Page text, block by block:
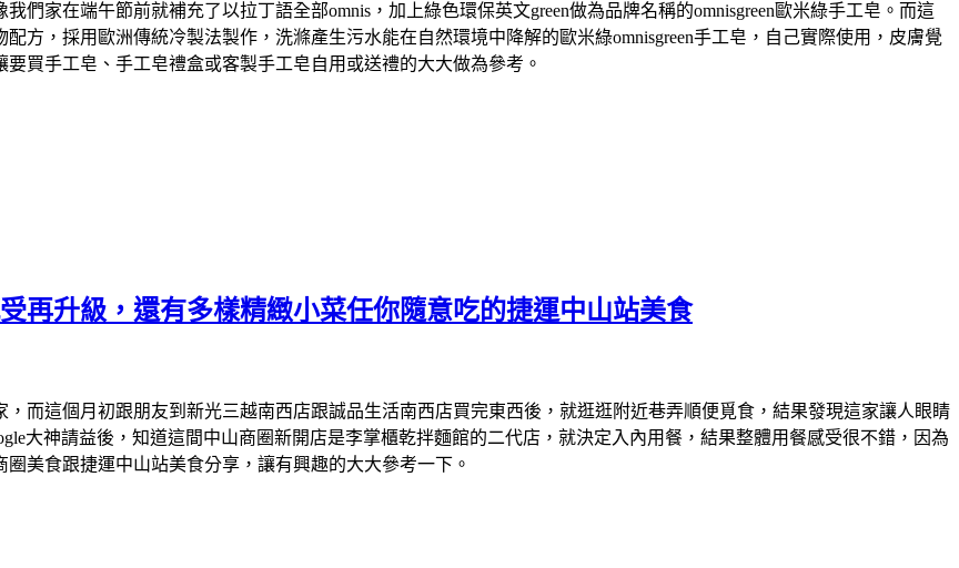
們家在端午節前就補充了以拉丁語全部omnis，加上綠色環保英文green做為品牌名稱的omnisgreen歐米綠手工皂。而這
方，採用歐洲傳統冷製法製作，洗滌產生污水能在自然環境中降解的歐米綠omnisgreen手工皂，自己實際使用，皮膚覺
買手工皂、手工皂禮盒或客製手工皂自用或送禮的大大做為參考。
再升級，還有多樣精緻小菜任你隨意吃的捷運中山站美食
而這個月初跟朋友到新光三越南西店跟誠品生活南西店買完東西後，就逛逛附近巷弄順便覓食，結果發現這家讓人眼睛
大神請益後，知道這間中山商圈新開店是李掌櫃乾拌麵館的二代店，就決定入內用餐，結果整體用餐感受很不錯，因為
美食跟捷運中山站美食分享，讓有興趣的大大參考一下。